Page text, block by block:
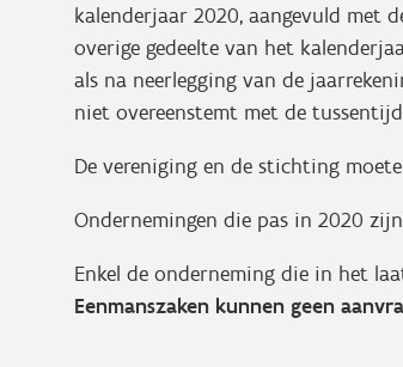
kalenderjaar 2020, aangevuld met
overige gedeelte van het
als na neerlegging van de
niet overeenstemt met de
De vereniging en de stichting
Ondernemingen die pas in 2020
Enkel de onderneming die in het
Eenmanszaken kunnen geen